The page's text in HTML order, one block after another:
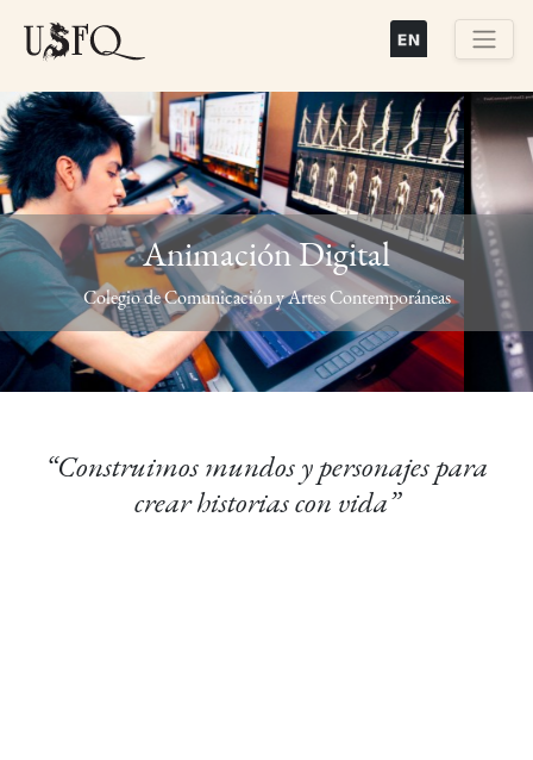
principal
Previous Next
Animación Digital
Colegio de Comunicación y Artes Contemporáneas
“Construimos mundos y personajes para
crear historias con vida”